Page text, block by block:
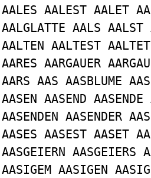
AALES AALEST AALET
AALGLATTE AALS AALST
AALTEN AALTEST
AARES AARGAUER
AARS AAS AASBLUME
AASEN AASEND AASENDE
AASENDEN AASENDER
AASES AASEST AASET
AASGEIERN AASGEIERS
AASIGEM AASIGEN